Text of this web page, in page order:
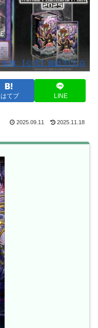
出典:【公式】遊戯王OCG
はてブ LINE
2025.09.11 2025.11.18